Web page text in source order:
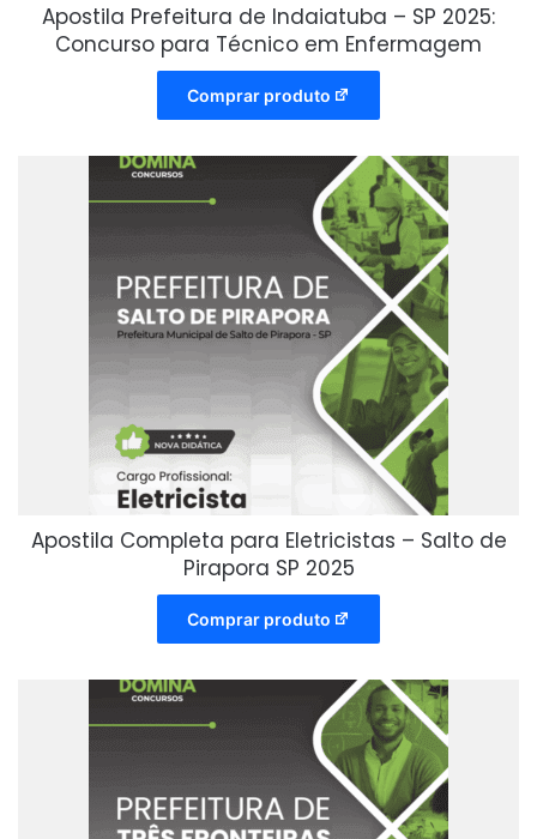
Apostila Prefeitura de Indaiatuba – SP 2025:
Concurso para Técnico em Enfermagem
Comprar produto
Apostila Completa para Eletricistas – Salto de
Pirapora SP 2025
Comprar produto